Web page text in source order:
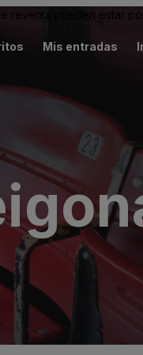
reventa pueden estar
Mis entradas